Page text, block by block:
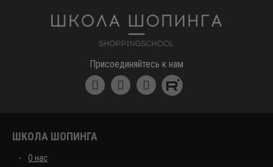
Присоединяйтесь к нам
ШКОЛА ШОПИНГА
О нас